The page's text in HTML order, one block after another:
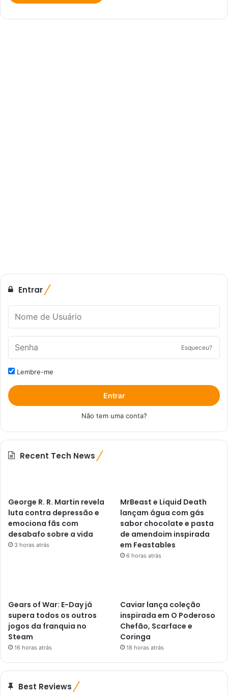
Entrar
Esqueceu?
Lembre-me
Entrar
Não tem uma conta?
Recent Tech News
George R. R. Martin revela
luta contra depressão e
emociona fãs com
desabafo sobre a vida
3 horas atrás
MrBeast e Liquid Death
lançam água com gás
sabor chocolate e pasta
de amendoim inspirada
em Feastables
6 horas atrás
Gears of War: E-Day já
supera todos os outros
jogos da franquia no
Steam
16 horas atrás
Caviar lança coleção
inspirada em O Poderoso
Chefão, Scarface e
Coringa
18 horas atrás
Best Reviews